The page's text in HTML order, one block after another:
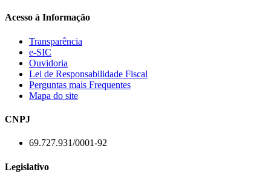
Acesso à Informação
Transparência
e-SIC
Ouvidoria
Lei de Responsabilidade Fiscal
Perguntas mais Frequentes
Mapa do site
CNPJ
69.727.931/0001-92
Legislativo